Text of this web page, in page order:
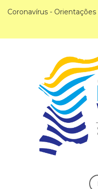
Coronavírus -